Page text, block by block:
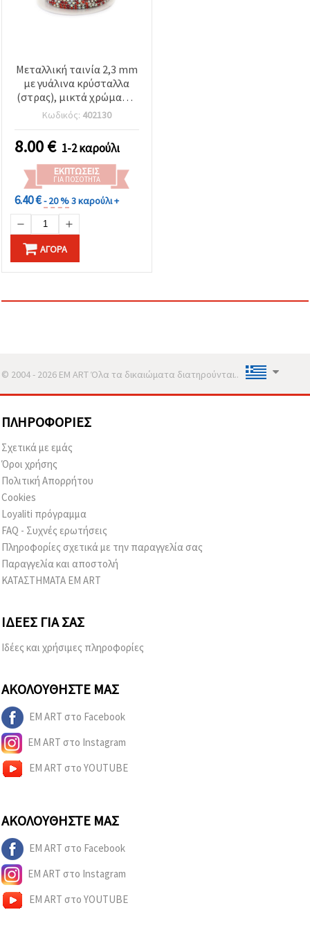
Μεταλλική ταινία 2,3 mm
με γυάλινα κρύσταλλα
(στρας), μικτά χρώματα:
κόκκινο & διάφανο
ιριδίζον (AB), SS6 - 9
Κωδικός: 402130
8.00€ 1-2 καρούλι
ΕΚΠΤΏΣΕΙΣ
ΓΙΑ ΠΟΣΌΤΗΤΑ
6.40 €- 20 %3 καρούλι +
ΑΓΟΡΆ
© 2004 - 2026 EM ART Όλα τα δικαιώματα διατηρούνται..
ΠΛΗΡΟΦΟΡΊΕΣ
Σχετικά με εμάς
Όροι χρήσης
Πολιτική Απορρήτου
Cookies
Loyaliti πρόγραμμα
FAQ - Συχνές ερωτήσεις
Πληροφορίες σχετικά με την παραγγελία σας
Παραγγελία και αποστολή
ΚΑΤΑΣΤΗΜΑΤΑ EM ART
ΙΔΈΕΣ ΓΙΑ ΣΑΣ
Ιδέες και χρήσιμες πληροφορίες
ΑΚΟΛΟΥΘΉΣΤΕ ΜΑΣ
EM ART στο Facebook
EM ART στο Instagram
EM ART στο YOUTUBE
ΑΚΟΛΟΥΘΉΣΤΕ ΜΑΣ
EM ART στο Facebook
EM ART στο Instagram
EM ART στο YOUTUBE